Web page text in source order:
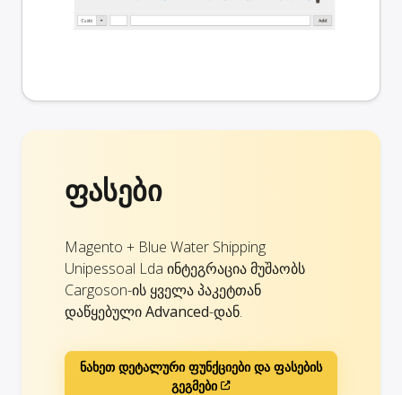
ფასები
Magento + Blue Water Shipping
Unipessoal Lda ინტეგრაცია მუშაობს
Cargoson-ის ყველა პაკეტთან
დაწყებულიAdvanced-დან.
ნახეთ დეტალური ფუნქციები და ფასების
გეგმები